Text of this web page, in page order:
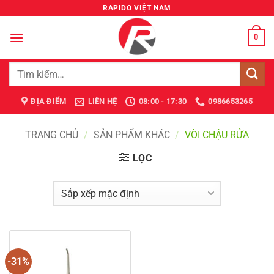
nội
RAPIDO VIỆT NAM
0
Tìm
ĐỊA ĐIỂM LIÊN HỆ 08:00 - 17:30 0986653265
TRANG CHỦ / SẢN PHẨM KHÁC / VÒI CHẬU RỬA
LỌC
-31%